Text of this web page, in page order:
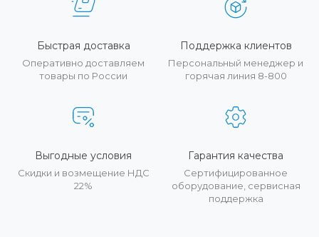
Быстрая доставка
Оперативно доставляем
товары по России
Поддержка клиентов
Персональный менеджер и
горячая линия 8-800
Выгодные условия
Скидки и возмещение НДС
22%
Гарантия качества
Сертифицированное
оборудование, сервисная
поддержка